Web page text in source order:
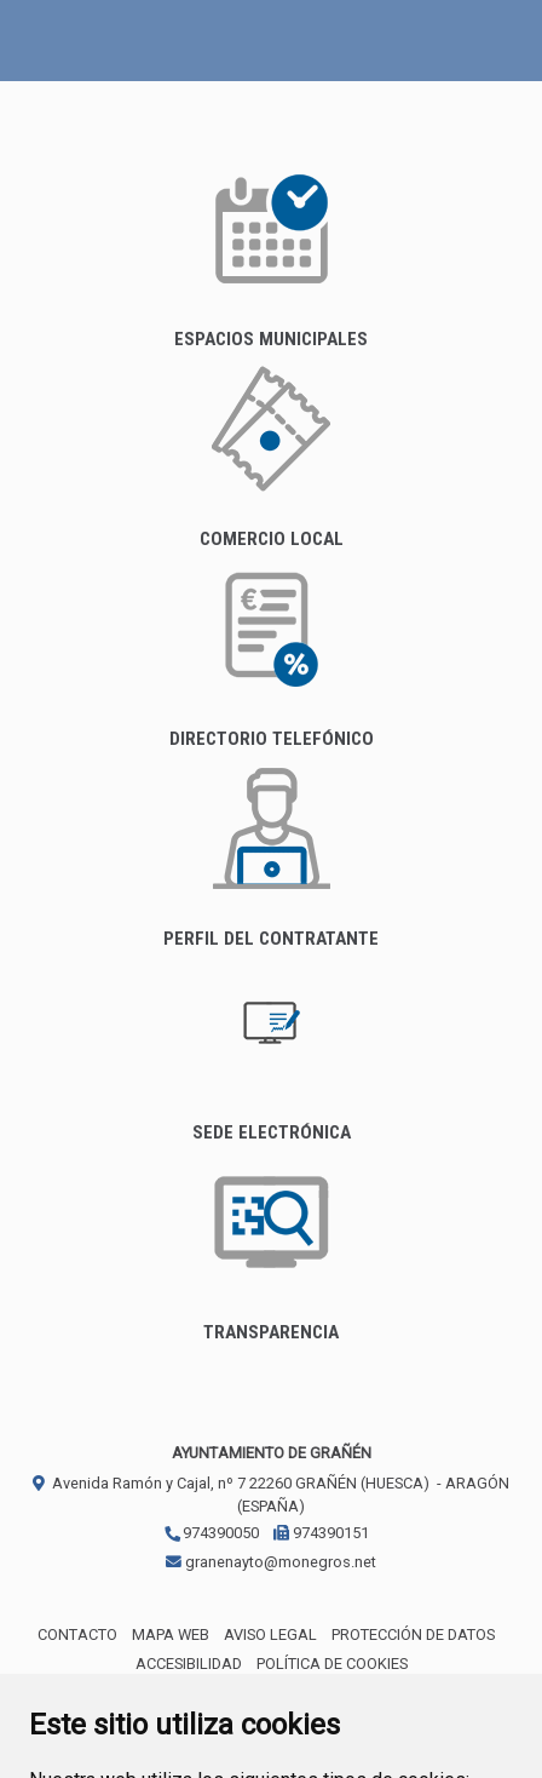
Este sitio utiliza cookies
ESPACIOS MUNICIPALES
COMERCIO LOCAL
DIRECTORIO TELEFÓNICO
PERFIL DEL CONTRATANTE
SEDE ELECTRÓNICA
TRANSPARENCIA
AYUNTAMIENTO DE GRAÑÉN
Avenida Ramón y Cajal, nº 7 22260 GRAÑÉN (HUESCA) - ARAGÓN
(ESPAÑA)
974390050
974390151
granenayto@monegros.net
CONTACTO MAPA WEB AVISO LEGAL
PROTECCIÓN DE DATOS
ACCESIBILIDAD
POLÍTICA DE COOKIES